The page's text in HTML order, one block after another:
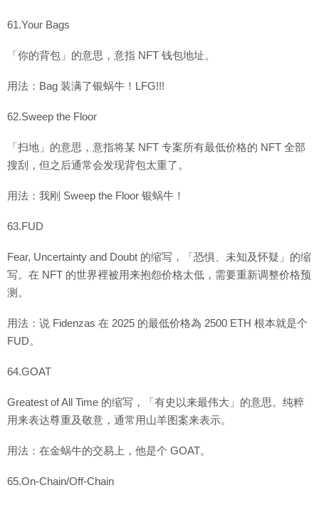
61.Your Bags
「你的背包」的意思，意指 NFT 钱包地址。
用法：Bag 装满了银蜗牛！LFG!!!
62.Sweep the Floor
「扫地」的意思，意指将某 NFT 专案所有最低价格的 NFT 全部
搜刮，但之后通常会发现背包太重了。
用法：我刚 Sweep the Floor 银蜗牛！
63.FUD
Fear, Uncertainty and Doubt 的缩写，「恐惧、未知及怀疑」的缩
写。在 NFT 的世界裡被用来抱怨价格太低，需要重新调整价格预
测。
用法：说 Fidenzas 在 2025 的最低价格為 2500 ETH 根本就是个
FUD。
64.GOAT
Greatest of All Time 的缩写，「有史以来最伟大」的意思。纯粹
用来表达尊重及敬意，通常用山羊图案来表示。
用法：在金蜗牛的交易上，他是个 GOAT。
65.On-Chain/Off-Chain